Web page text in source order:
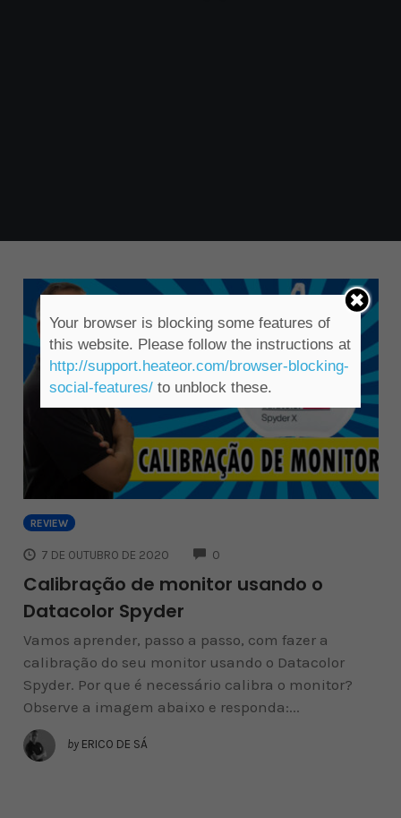
REVIEW
7 DE OUTUBRO DE 2020 0
Calibração de monitor usando o
Datacolor Spyder
Vamos aprender, passo a passo, com fazer a
calibração do seu monitor usando o Datacolor
Spyder. Por que é necessário calibra o monitor?
Observe a imagem abaixo e responda:...
by ERICO DE SÁ
Your browser is blocking some features of
this website. Please follow the instructions at
http://support.heateor.com/browser-blocking-
social-features/to unblock these.